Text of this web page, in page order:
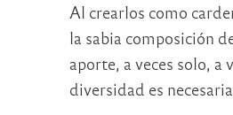
Al crearlos como
la sabia composición
aporte, a veces solo,
diversidad es